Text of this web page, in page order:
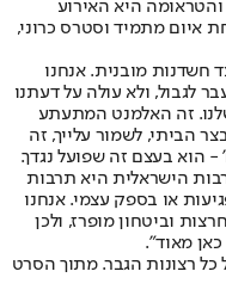
הטראומה היא האירוע
איום מתמיד וסטרס כרוני,
חשדנות מובנית. אנחנו
לגבול, ולא עולה על דעתנו
זה האלמנט המתעתע
הביתי, לשמור עלייך, זה
- הוא בעצם זה שפועל נגדך.
הישראלית היא תרבות
או בספק עצמי. אנחנו
וביטחון מופרז, ולכן
מאוד".
רצונות הגבר. מתוך הסרט